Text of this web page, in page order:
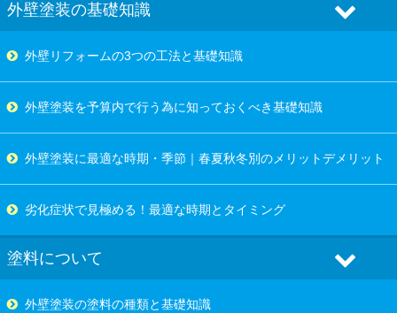
外壁塗装の基礎知識
外壁リフォームの3つの工法と基礎知識
外壁塗装を予算内で行う為に知っておくべき基礎知識
外壁塗装に最適な時期・季節｜春夏秋冬別のメリットデメリット
劣化症状で見極める！最適な時期とタイミング
塗料について
外壁塗装の塗料の種類と基礎知識